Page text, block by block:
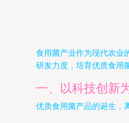
食用菌产业作为现代农业
研发力度，培育优质食用
一、以科技创新
优质食用菌产品的诞生，